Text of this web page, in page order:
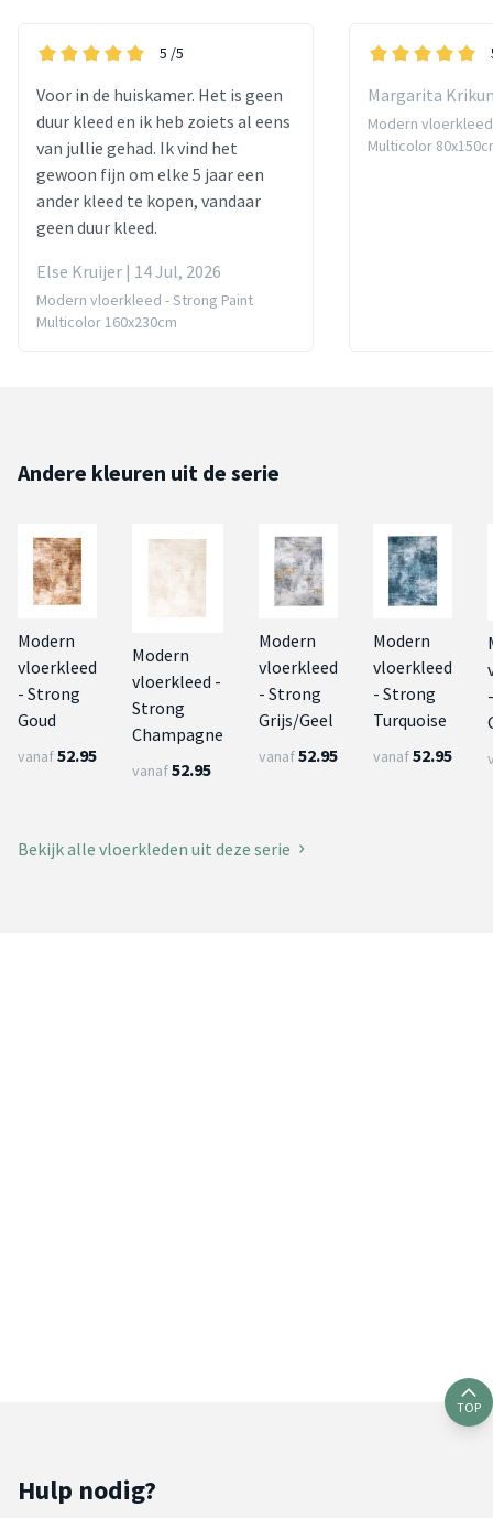
5 /5
Voor in de huiskamer. Het is geen
duur kleed en ik heb zoiets al eens
van jullie gehad. Ik vind het
gewoon fijn om elke 5 jaar een
ander kleed te kopen, vandaar
geen duur kleed.
Else Kruijer | 14 Jul, 2026
Modern vloerkleed - Strong Paint
Multicolor 160x230cm
Margarita
Modern
Multicolor
Andere kleuren uit de serie
Modern
vloerkleed
- Strong
Goud
vanaf52.95
Modern
vloerkleed -
Strong
Champagne
vanaf52.95
Modern
vloerkleed
- Strong
Grijs/Geel
vanaf52.95
Modern
vloerkleed
- Strong
Turquoise
vanaf52.95
Bekijk alle vloerkleden uit deze serie
TOP
Hulp nodig?